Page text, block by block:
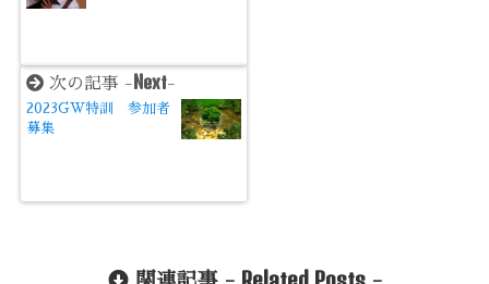
次の記事 - Next-
2023GW特訓 参加者
募集